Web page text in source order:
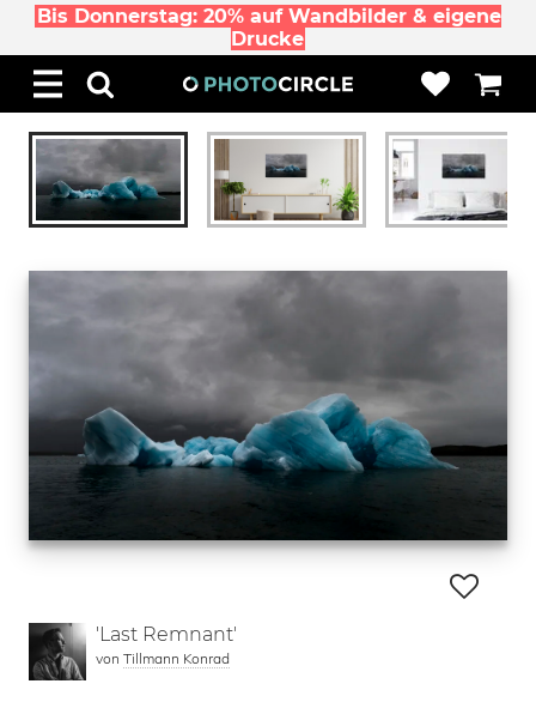
Bis Donnerstag: 20% auf Wandbilder & eigene
Drucke
'Last Remnant'
von Tillmann Konrad